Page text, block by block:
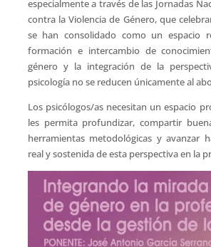
especialmente a través de las Jornadas
contra la Violencia de Género, que
se han consolidado como un espacio
formación e intercambio de
género y la integración de la
psicología no se reducen únicamente al
Los psicólogos/as necesitan un espacio
les permita profundizar, compartir
herramientas metodológicas y avanzar
real y sostenida de esta perspectiva en la